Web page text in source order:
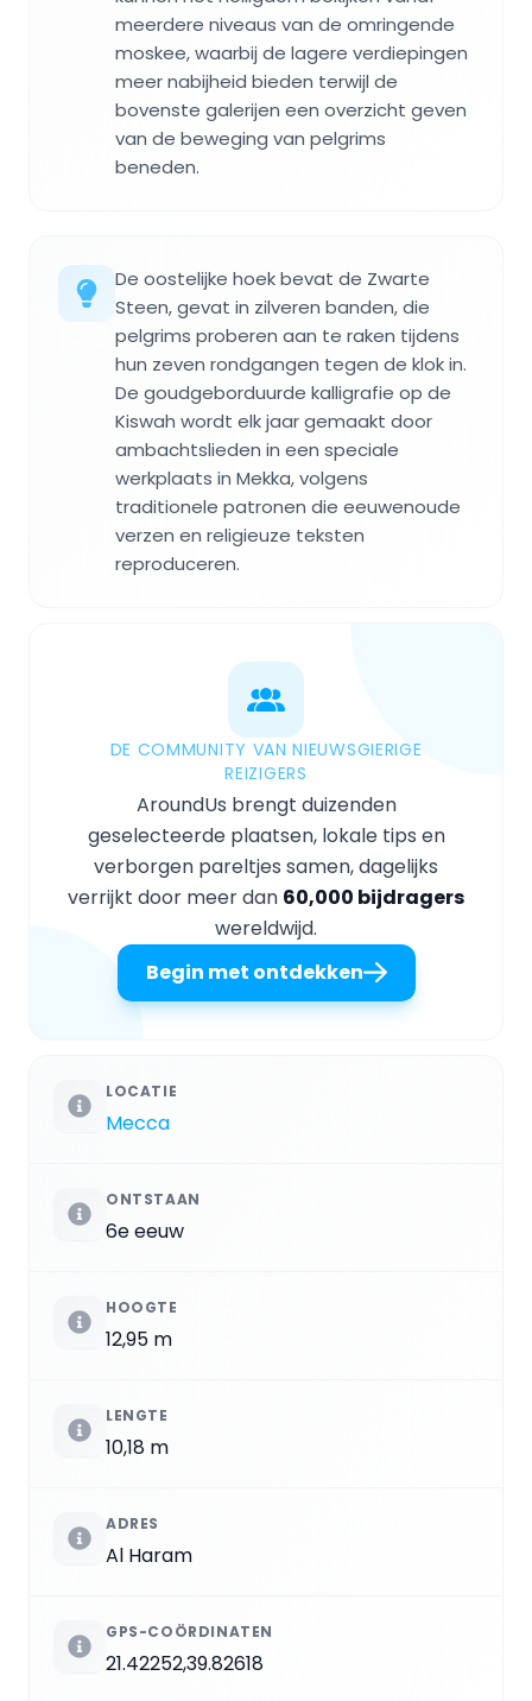
meerdere niveaus van de omringende
moskee, waarbij de lagere verdiepingen
meer nabijheid bieden terwijl de
bovenste galerijen een overzicht geven
van de beweging van pelgrims
beneden.
De oostelijke hoek bevat de Zwarte
Steen, gevat in zilveren banden, die
pelgrims proberen aan te raken tijdens
hun zeven rondgangen tegen de klok in.
De goudgeborduurde kalligrafie op de
Kiswah wordt elk jaar gemaakt door
ambachtslieden in een speciale
werkplaats in Mekka, volgens
traditionele patronen die eeuwenoude
verzen en religieuze teksten
reproduceren.
DE COMMUNITY VAN NIEUWSGIERIGE
REIZIGERS
AroundUs brengt duizenden
geselecteerde plaatsen, lokale tips en
verborgen pareltjes samen, dagelijks
verrijkt door meer dan 60,000 bijdragers
wereldwijd.
Begin met ontdekken
LOCATIE
Mecca
ONTSTAAN
6e eeuw
HOOGTE
12,95 m
LENGTE
10,18 m
ADRES
Al Haram
GPS-COÖRDINATEN
21.42252,39.82618